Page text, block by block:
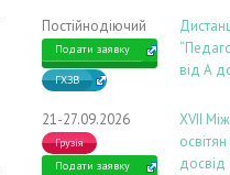
Постійнодіючий
Подати заявку
ГХЗВ
від А
21-27.09.2026
Грузія
Подати заявку
ХVIІ
освітян
досвід